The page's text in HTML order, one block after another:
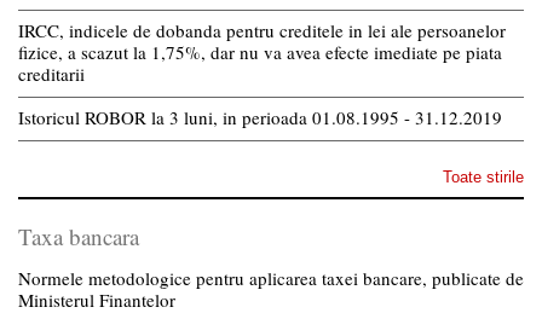
IRCC, indicele de dobanda pentru creditele in lei ale persoanelor
fizice, a scazut la 1,75%, dar nu va avea efecte imediate pe piata
creditarii
Istoricul ROBOR la 3 luni, in perioada 01.08.1995 - 31.12.2019
Toate stirile
Taxa bancara
Normele metodologice pentru aplicarea taxei bancare, publicate de
Ministerul Finantelor